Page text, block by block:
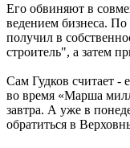
Его обвиняют в
ведением бизнеса.
получил в
строитель", а затем
Сам Гудков считает -
во время «Марша
завтра. А уже в
обратиться в